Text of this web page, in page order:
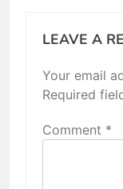
LEAVE A
Your email
Required
Comment *